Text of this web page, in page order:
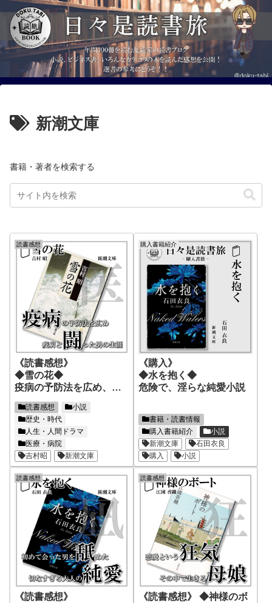
新潮文庫
書籍・著者を検索する
読書感想
《読書感想》
◆雪の花◆
疫病の予防法を広め、疫
病と闘った男の生涯
読書感想
小説
歴史・時代
人生・人間ドラマ
医療・病院
吉村昭
新潮文庫
購入書籍紹介
《購入》
◆水を抱く◆
危険で、淫らな純愛小説
書籍・読書情報
購入書籍紹介
小説
新潮文庫
石田衣良
購入
小説
読書感想
《読書感想》
読書感想
《読書感想》 ◆神様のボ